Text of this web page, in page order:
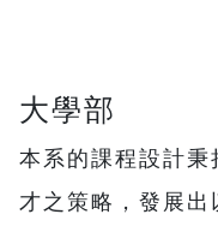
大學部
本系的課程設計秉
才之策略，發展出